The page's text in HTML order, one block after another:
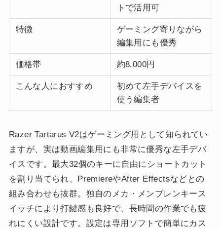
トで活用可
特徴
ゲーミング寄りながら
編集用にも優秀
価格帯 約8,000円
こんな人におすすめ
初めて左手デバイスを
使う編集者
Razer Tartarus V2はゲーミング用として知られてい
ますが、実は動画編集用にも非常に優秀な左手デバ
イスです。最大32個のキーに自由にショートカット
を割り当てられ、PremiereやAfter Effectsなどとの
組み合わせも抜群。独自のメカ・メンブレンキース
イッチにより打鍵感も良好で、長時間の作業でも疲
れにくい設計です。設定は専用ソフトで簡単にカス